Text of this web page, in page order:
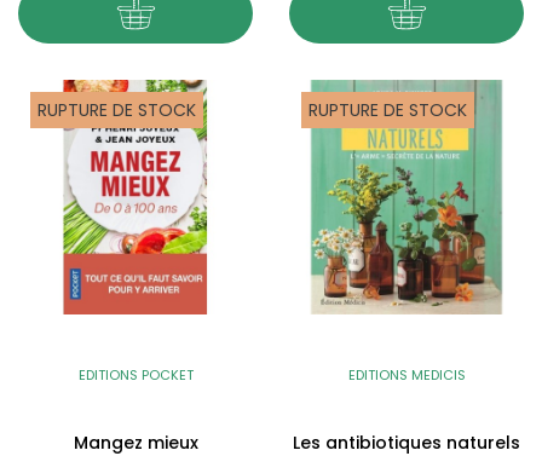
RUPTURE DE STOCK
EDITIONS POCKET
Mangez mieux
RUPTURE DE STOCK
EDITIONS MEDICIS
Les antibiotiques naturels